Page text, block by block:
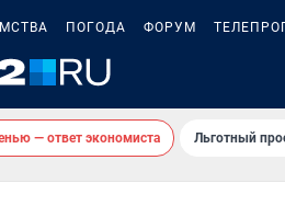
ПОГОДА ФОРУМ
— ответ экономиста Льготный